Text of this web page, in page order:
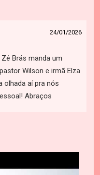
24/01/2026
Brás manda um
Wilson e irmã Elza
olhada aí pra nós
Abraços